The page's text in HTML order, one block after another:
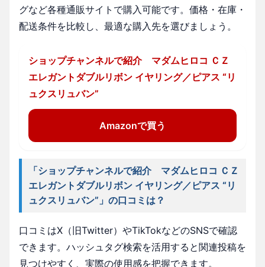
グなど各種通販サイトで購入可能です。価格・在庫・
配送条件を比較し、最適な購入先を選びましょう。
ショップチャンネルで紹介 マダムヒロコ ＣＺ
エレガントダブルリボン イヤリング／ピアス “リ
ュクスリュバン”
Amazonで買う
「ショップチャンネルで紹介 マダムヒロコ ＣＺ
エレガントダブルリボン イヤリング／ピアス “リ
ュクスリュバン”」の口コミは？
口コミはX（旧Twitter）やTikTokなどのSNSで確認
できます。ハッシュタグ検索を活用すると関連投稿を
見つけやすく、実際の使用感を把握できます。